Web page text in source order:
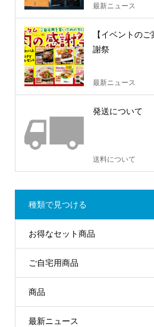
最新ニュース
【イベントの
謝祭
最新ニュース
発送について
送料について
種類で見つける
お得なセット商品
ご自宅用商品
商品
最新ニュース